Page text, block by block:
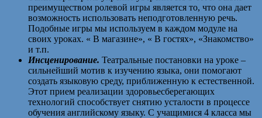
преимуществом ролевой игры является то, что она дает
возможность использовать неподготовленную речь.
Подобные игры мы используем в каждом модуле на
своих уроках. « В магазине», « В гостях», «Знакомство»
и т.п.
Инсценирование. Театральные постановки на уроке –
сильнейший мотив к изучению языка, они помогают
создать языковую среду, приближенную к естественной.
Этот прием реализации здоровьесберегающих
технологий способствует снятию усталости в процессе
обучения английскому языку. С учащимися 4 класса мы